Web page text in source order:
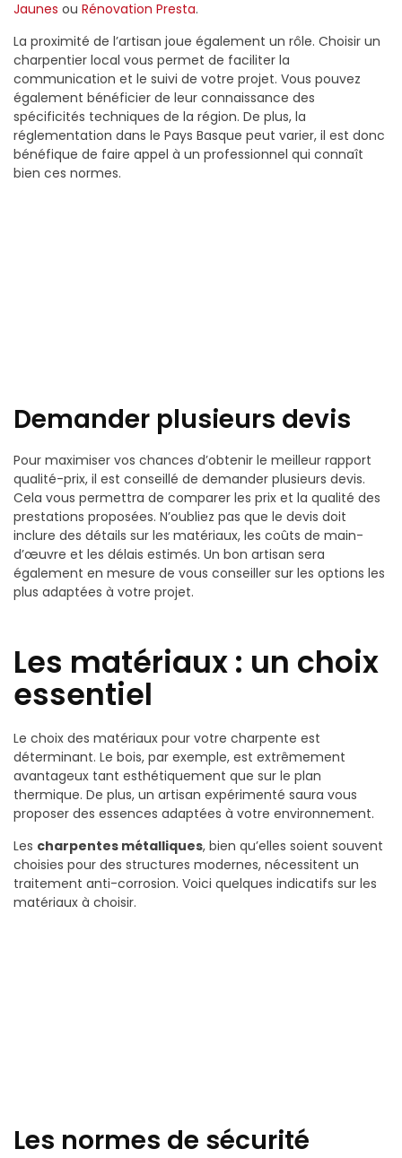
Jaunes ou Rénovation Presta.
La proximité de l’artisan joue également un rôle. Choisir un
charpentier local vous permet de faciliter la
communication et le suivi de votre projet. Vous pouvez
également bénéficier de leur connaissance des
spécificités techniques de la région. De plus, la
réglementation dans le Pays Basque peut varier, il est donc
bénéfique de faire appel à un professionnel qui connaît
bien ces normes.
Demander plusieurs devis
Pour maximiser vos chances d’obtenir le meilleur rapport
qualité-prix, il est conseillé de demander plusieurs devis.
Cela vous permettra de comparer les prix et la qualité des
prestations proposées. N’oubliez pas que le devis doit
inclure des détails sur les matériaux, les coûts de main-
d’œuvre et les délais estimés. Un bon artisan sera
également en mesure de vous conseiller sur les options les
plus adaptées à votre projet.
Les matériaux : un choix
essentiel
Le choix des matériaux pour votre charpente est
déterminant. Le bois, par exemple, est extrêmement
avantageux tant esthétiquement que sur le plan
thermique. De plus, un artisan expérimenté saura vous
proposer des essences adaptées à votre environnement.
Les charpentes métalliques, bien qu’elles soient souvent
choisies pour des structures modernes, nécessitent un
traitement anti-corrosion. Voici quelques indicatifs sur les
matériaux à choisir.
Les normes de sécurité